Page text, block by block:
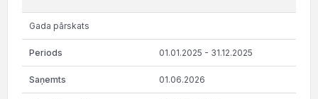
Gada pārskats
01.01.2025 - 31.12.2025
01.06.2026